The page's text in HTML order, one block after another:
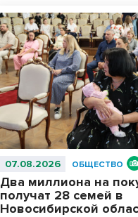
07.08.2026 ОБЩЕСТВО
Два миллиона на
получат 28 семей в
Новосибирской